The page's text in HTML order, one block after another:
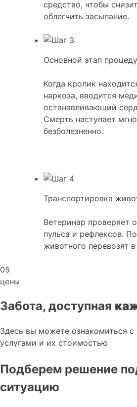
средство, чтобы
облегчить засыпание.
Основной этап
Когда кролик
наркоза, вводится
останавливающий
Смерть наступает
безболезненно.
Транспортировка
Ветеринар проверяет
пульса и рефлексов.
животного перевозят
05
цены
Забота, доступная
Здесь вы можете ознакомиться
услугами и их стоимостью
Подберем решение
ситуацию